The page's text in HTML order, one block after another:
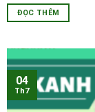
ĐỌC THÊM
04
Th7